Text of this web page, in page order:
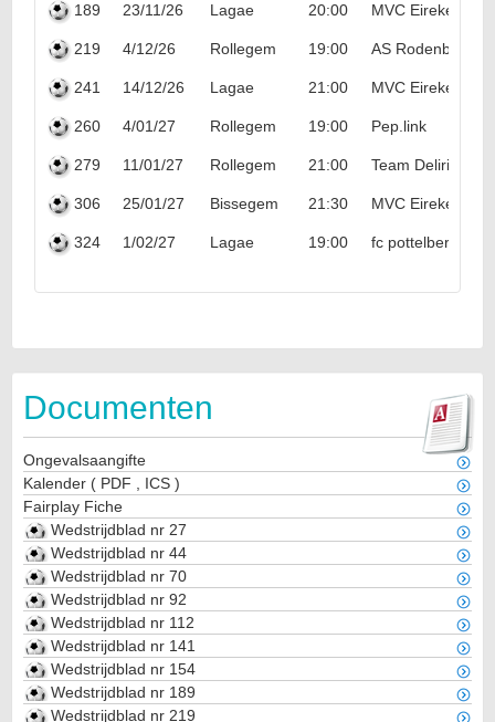
189 23/11/26 Lagae 20:00 MVC Eirekedeirie
219 4/12/26 Rollegem 19:00 AS Rodenburg
241 14/12/26 Lagae 21:00 MVC Eirekedeirie
260 4/01/27 Rollegem 19:00 Pep.link
279 11/01/27 Rollegem 21:00 Team Delirium
306 25/01/27 Bissegem 21:30 MVC Eirekedeirie
324 1/02/27 Lagae 19:00 fc pottelberg
Documenten
Ongevalsaangifte
Kalender ( PDF ICS )
Fairplay Fiche
Wedstrijdblad nr 27
Wedstrijdblad nr 44
Wedstrijdblad nr 70
Wedstrijdblad nr 92
Wedstrijdblad nr 112
Wedstrijdblad nr 141
Wedstrijdblad nr 154
Wedstrijdblad nr 189
Wedstrijdblad nr 219